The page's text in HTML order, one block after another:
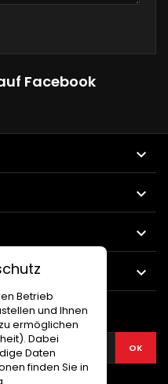
Facebook




Betrieb
und Ihnen
ermöglichen
Dabei
Daten
finden Sie in